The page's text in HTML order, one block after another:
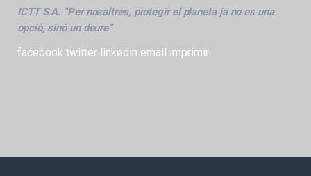
ICTT S.A. “Per nosaltres, protegir el planeta ja no es una
opció, sinó un deure”
facebook twitter linkedin email imprimir